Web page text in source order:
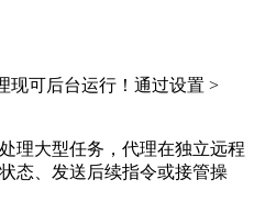
现可后台运行！通过设置 >
理大型任务，代理在独立远程
态、发送后续指令或接管操